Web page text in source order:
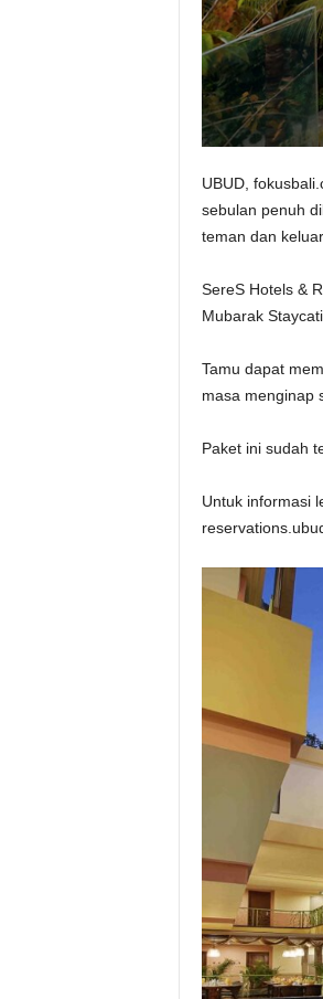
UBUD,
sebulan penuh
teman dan
SereS Hotels &
Mubarak
Tamu dapat
masa menginap
Paket ini sudah
Untuk informasi